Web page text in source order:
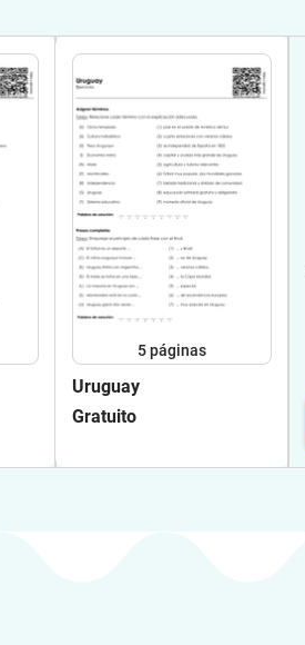
5páginas
Uruguay
Gratuito